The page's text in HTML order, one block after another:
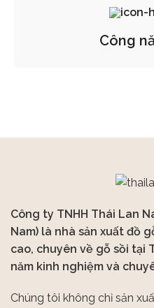
Công
Công ty TNHH Thái Lan
Nam) là nhà sản xuất đồ
cao, chuyên về gỗ sồi tại
năm kinh nghiệm và
Chúng tôi không chỉ sản